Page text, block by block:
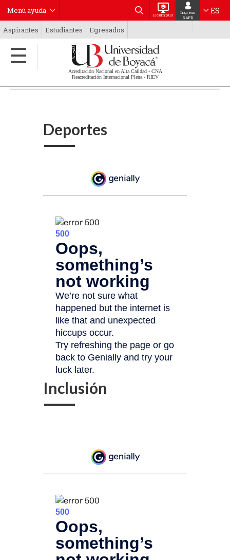
contenido
principal
Menú
roles
Level
Aspirantes Estudiantes Egresados
E-campus
Ingreso
SAPD
ES
Menú
roles
Level
Two
Menú ayuda
Acreditación Nacional en Alta Calidad - CNA
Reacreditación Internacional Plena - RIEV
Bienestar Universitario
Proyección Social UB
Nuestra Universidad de Boyacá
Deportes
Inclusión